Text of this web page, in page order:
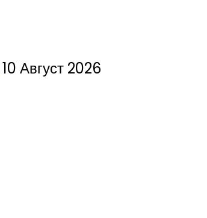
10 Август 2026